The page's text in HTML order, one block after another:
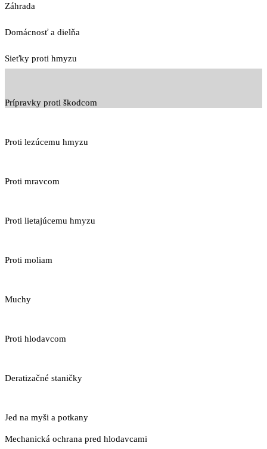
Záhrada
Domácnosť a dielňa
Sieťky proti hmyzu
Prípravky proti škodcom
Proti lezúcemu hmyzu
Proti mravcom
Proti lietajúcemu hmyzu
Proti moliam
Muchy
Proti hlodavcom
Deratizačné staničky
Jed na myši a potkany
Mechanická ochrana pred hlodavcami